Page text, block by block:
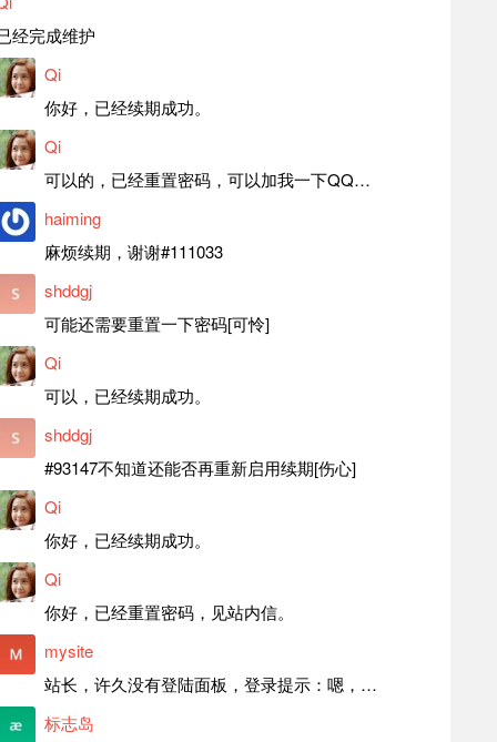
经完成维护
Qi
你好，已经续期成功。
Qi
可以的，已经重置密码，可以加我一下QQ，留言后我就发密码给你。
haiming
麻烦续期，谢谢#111033
shddgj
可能还需要重置一下密码[可怜]
Qi
可以，已经续期成功。
shddgj
#93147不知道还能否再重新启用续期[伤心]
Qi
你好，已经续期成功。
Qi
你好，已经重置密码，见站内信。
mysite
站长，许久没有登陆面板，登录提示：嗯，登录详细信息似乎不正确。请重试。 网站还可以正常使用。如果是密码问题请帮忙重置一下密码。谢谢。订单号：97790，账号：aa20210950。 站长，提交了工单，你回复续期成功，不过我的问题是面部登陆信息有问题，一直是初始密码，现在无法登陆，有时间麻烦排查一下。
标志岛